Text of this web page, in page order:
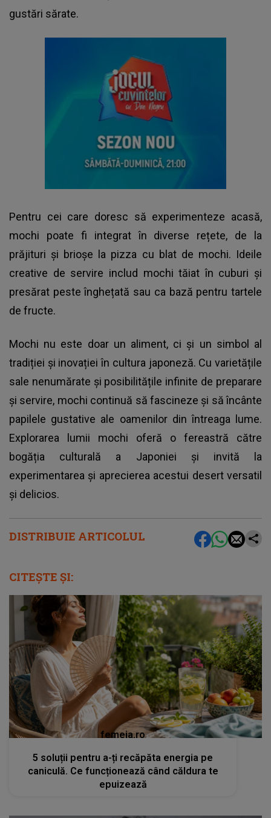
DISTRIBUIE ARTICOLUL
gustări sărate.
Pentru cei care doresc să experimenteze acasă,
mochi poate fi integrat în diverse rețete, de la
prăjituri și brioșe la pizza cu blat de mochi. Ideile
creative de servire includ mochi tăiat în cuburi și
presărat peste înghețată sau ca bază pentru tartele
de fructe.
Mochi nu este doar un aliment, ci și un simbol al
tradiției și inovației în cultura japoneză. Cu varietățile
sale nenumărate și posibilitățile infinite de preparare
și servire, mochi continuă să fascineze și să încânte
papilele gustative ale oamenilor din întreaga lume.
Explorarea lumii mochi oferă o fereastră către
bogăția culturală a Japoniei și invită la
experimentarea și aprecierea acestui desert versatil
și delicios.
CITEȘTE ȘI:
femeia.ro
5 soluții pentru a-ți recăpăta energia pe
caniculă. Ce funcționează când căldura te
epuizează